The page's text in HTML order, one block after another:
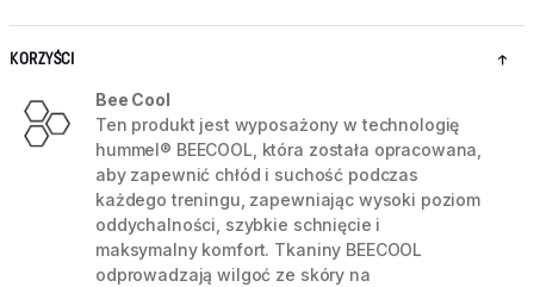
KORZYŚCI
Bee Cool
Ten produkt jest wyposażony w technologię
hummel® BEECOOL, która została opracowana,
aby zapewnić chłód i suchość podczas
każdego treningu, zapewniając wysoki poziom
oddychalności, szybkie schnięcie i
maksymalny komfort. Tkaniny BEECOOL
odprowadzają wilgoć ze skóry na